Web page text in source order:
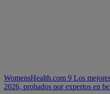
WomensHealth.com 9 Los
2026, probados por expertos en